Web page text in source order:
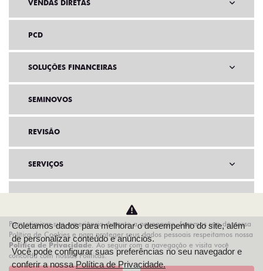
VENDAS DIRETAS
PCD
SOLUÇÕES FINANCEIRAS
SEMINOVOS
REVISÃO
SERVIÇOS
AGENDE UM TEST DRIVE
Para otimizar sua experiência durante a navegação, fazemos uso de nossa
Política de Cookies e para proteger seus dados pessoais respeitamos nossa
Política de Privacidade. Ao seguir com a navegação e visita você
concorda com nossas Políticas.
Coletamos dados para melhorar o desempenho do site, além
de personalizar conteúdo e anúncios.
Você pode configurar suas preferências no seu navegador e
conferir a nossaPolítica de Privacidade.